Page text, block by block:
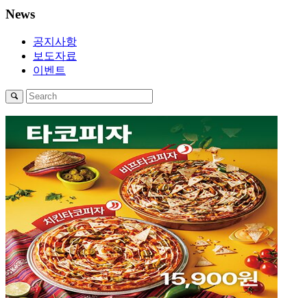
News
공지사항
보도자료
이벤트